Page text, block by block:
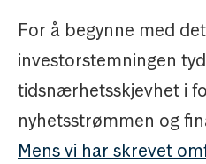
For å begynne med
investorstemningen
tidsnærhetsskjevhet i
nyhetsstrømmen og
Mens vi har skrevet